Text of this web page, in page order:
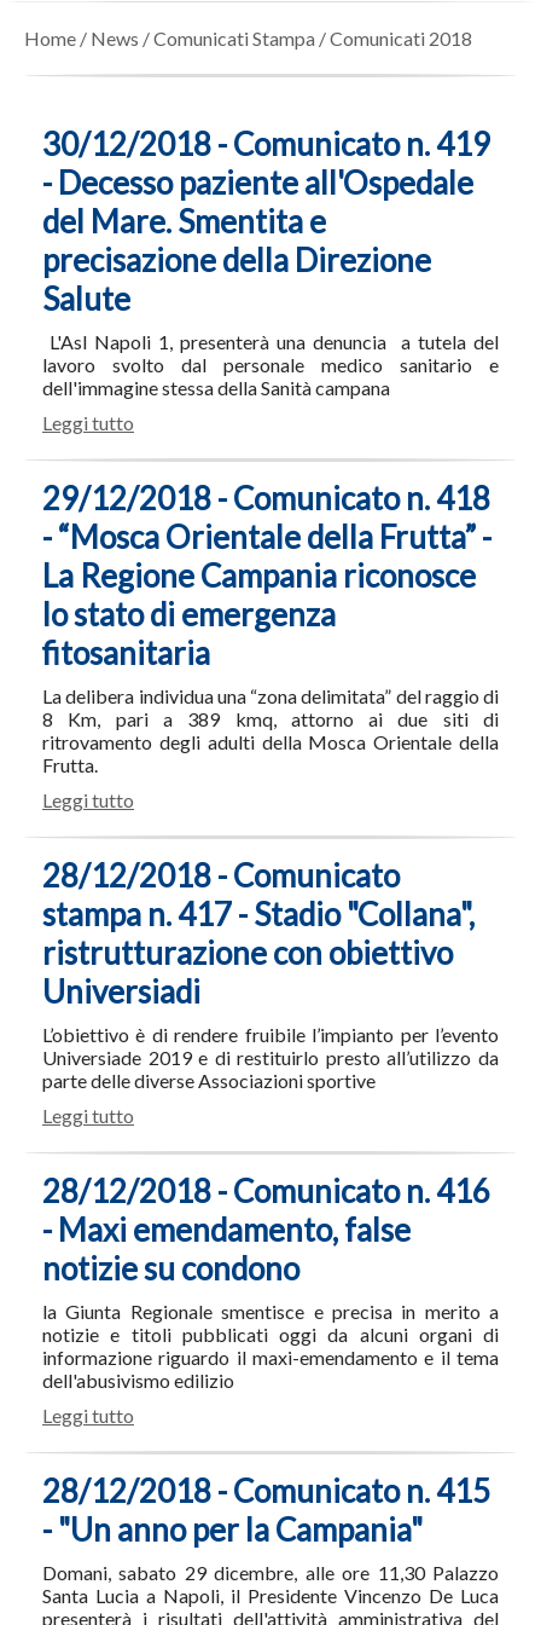
Home / News /Comunicati Stampa /Comunicati 2018
30/12/2018 - Comunicato n. 419
- Decesso paziente all'Ospedale
del Mare. Smentita e
precisazione della Direzione
Salute
L'Asl Napoli 1, presenterà una denuncia a tutela del
lavoro svolto dal personale medico sanitario e
dell'immagine stessa della Sanità campana
Leggi tutto
29/12/2018 - Comunicato n. 418
- “Mosca Orientale della Frutta” -
La Regione Campania riconosce
lo stato di emergenza
fitosanitaria
La delibera individua una “zona delimitata” del raggio di
8 Km, pari a 389 kmq, attorno ai due siti di
ritrovamento degli adulti della Mosca Orientale della
Frutta.
Leggi tutto
28/12/2018 - Comunicato
stampa n. 417 - Stadio "Collana",
ristrutturazione con obiettivo
Universiadi
L’obiettivo è di rendere fruibile l’impianto per l’evento
Universiade 2019 e di restituirlo presto all’utilizzo da
parte delle diverse Associazioni sportive
Leggi tutto
28/12/2018 - Comunicato n. 416
- Maxi emendamento, false
notizie su condono
la Giunta Regionale smentisce e precisa in merito a
notizie e titoli pubblicati oggi da alcuni organi di
informazione riguardo il maxi-emendamento e il tema
dell'abusivismo edilizio
Leggi tutto
28/12/2018 - Comunicato n. 415
- "Un anno per la Campania"
Domani, sabato 29 dicembre, alle ore 11,30 Palazzo
Santa Lucia a Napoli, il Presidente Vincenzo De Luca
presenterà i risultati dell'attività amministrativa del